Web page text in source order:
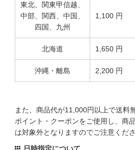
東北、関東甲信越、
中部、関西、中国、
四国、九州
1,100 円
北海道 1,650 円
沖縄・離島 2,200 円
また、商品代が11,000円以上で送料
ポイント・クーポンをご使用し、商
は対象外となりますのでご注意くださ